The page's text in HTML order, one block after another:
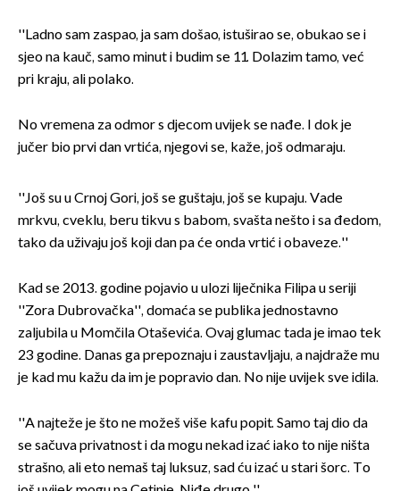
''Ladno sam zaspao, ja sam došao, istuširao se, obukao se i
sjeo na kauč, samo minut i budim se 11. Dolazim tamo, već
pri kraju, ali polako.
No vremena za odmor s djecom uvijek se nađe. I dok je
jučer bio prvi dan vrtića, njegovi se, kaže, još odmaraju.
''Još su u Crnoj Gori, još se guštaju, još se kupaju. Vade
mrkvu, cveklu, beru tikvu s babom, svašta nešto i sa đedom,
tako da uživaju još koji dan pa će onda vrtić i obaveze.''
Kad se 2013. godine pojavio u ulozi liječnika Filipa u seriji
''Zora Dubrovačka'', domaća se publika jednostavno
zaljubila u Momčila Otaševića. Ovaj glumac tada je imao tek
23 godine. Danas ga prepoznaju i zaustavljaju, a najdraže mu
je kad mu kažu da im je popravio dan. No nije uvijek sve idila.
''A najteže je što ne možeš više kafu popit. Samo taj dio da
se sačuva privatnost i da mogu nekad izać iako to nije ništa
strašno, ali eto nemaš taj luksuz, sad ću izać u stari šorc. To